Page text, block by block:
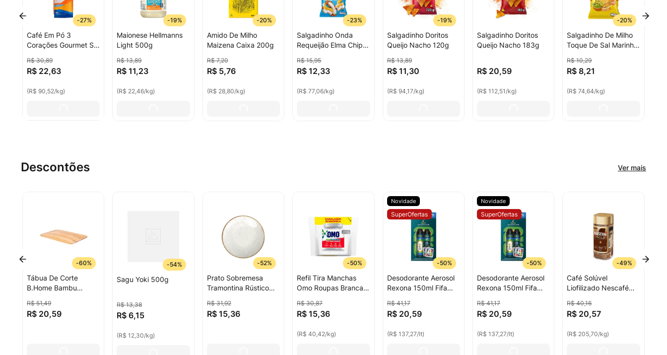
-27%
Café Em Pó 3
Corações Gourmet Sul
R$ 30,89
R$ 22,63
(R$ 90,52/kg)
-19%
Maionese Hellmanns
Light 500g
R$ 13,89
R$ 11,23
(R$ 22,46/kg)
-20%
Amido De Milho
Maizena Caixa 200g
R$ 7,20
R$ 5,76
(R$ 28,80/kg)
-23%
Salgadinho Onda
Requeijão Elma Chips
R$ 15,95
R$ 12,33
(R$ 77,06/kg)
-19%
Salgadinho Doritos
Queijo Nacho 120g
R$ 13,89
R$ 11,30
(R$ 94,17/kg)
Salgadinho Doritos
Queijo Nacho 183g
R$ 20,59
(R$ 112,51 /kg)
-20%
Salgadinho De Milho
Toque De Sal Marinho
R$ 10,29
R$ 8,21
(R$ 74,64/kg)
Descontões Ver mais
-60%
Tábua De Corte
B.Home Bambu
R$ 51,49
R$ 20,59
-54%
Sagu Yoki 500g
R$ 13,38
R$ 6,15
(R$ 12,30/kg)
-52%
Prato Sobremesa
Tramontina Rústico
R$ 31,92
R$ 15,36
-50%
Refil Tira Manchas
Omo Roupas Brancas
Cloro 380g
Embalagem
R$ 30,87
R$ 15,36
(R$ 40,42/kg)
Novidade
SuperOfertas
-50%
Desodorante Aerosol
Rexona 150ml Fifa
Com 2 Pacotes De
Figurinhas
R$ 41,17
R$ 20,59
(R$ 137,27/lt)
Novidade
SuperOfertas
-50%
Desodorante Aerosol
Rexona 150ml Fifa
Com 2 Pacotes De
Figurinhas
R$ 41,17
R$ 20,59
(R$ 137,27/lt)
-49%
Café Solúvel
Liofilizado Nescafé
R$ 40,16
R$ 20,57
(R$ 205,70/kg)